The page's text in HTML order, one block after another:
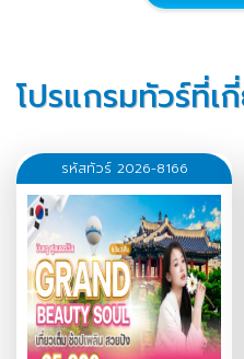
02 - 06 ก.ย. 2569
05 - 09 ก.ย. 2569
06 - 10 ก.ย. 2569
09 - 13 ก.ย. 2569
โปรแกรมทัวร์ที่เ
รหัสทัวร์ 2026-8166